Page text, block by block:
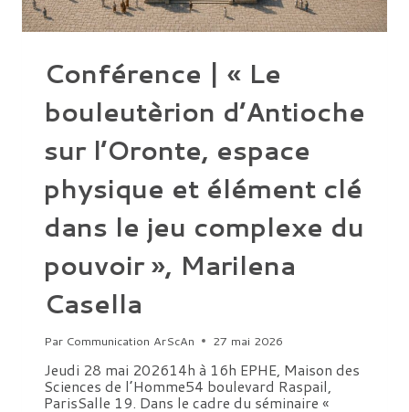
Conférence | « Le
bouleutèrion d’Antioche
sur l’Oronte, espace
physique et élément clé
dans le jeu complexe du
pouvoir », Marilena
Casella
Par Communication ArScAn 27 mai 2026
Jeudi 28 mai 202614h à 16h EPHE, Maison des
Sciences de l’Homme54 boulevard Raspail,
ParisSalle 19. Dans le cadre du séminaire «